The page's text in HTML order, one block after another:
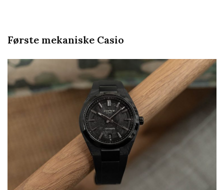
Første mekaniske Casio